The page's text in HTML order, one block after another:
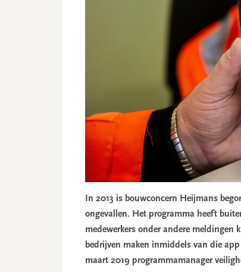
In 2013 is bouwconcern Heijmans
ongevallen. Het programma heeft
medewerkers onder andere
bedrijven maken inmiddels van die app
maart 2019 programmamanager